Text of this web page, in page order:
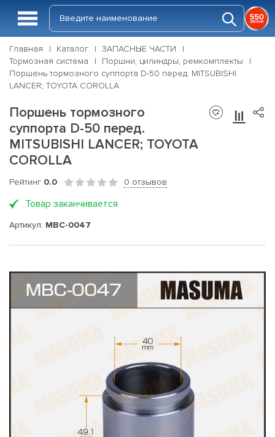
Главная Каталог
ЗАПАСНЫЕ ЧАСТИ
Тормозная система
Поршни, цилиндры, ремкомплекты
Поршень тормозного суппорта D-50 перед. MITSUBISHI
LANCER; TOYOTA COROLLA
Поршень тормозного
суппорта D-50 перед.
MITSUBISHI LANCER; TOYOTA
COROLLA
Рейтинг 0.0 0 отзывов
Товар заканчивается
Артикул: MBC-0047